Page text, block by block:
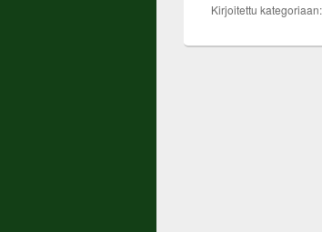
Kirjoitettu kategoriaan: